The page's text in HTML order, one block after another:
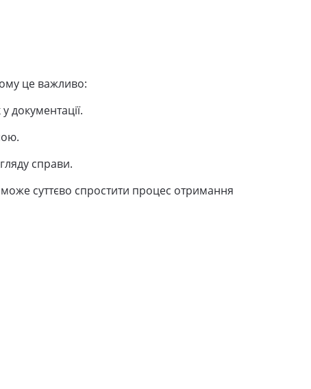
це важливо:
документації.
справи.
суттєво спростити процес отримання